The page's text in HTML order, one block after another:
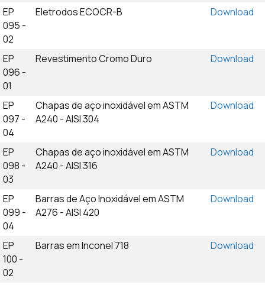
EP
095 -
02
Eletrodos ECOCR-B Download
EP
096 -
01
Revestimento Cromo Duro Download
EP
097 -
04
Chapas de aço inoxidável em ASTM
A240 - AISI 304
Download
EP
098 -
03
Chapas de aço inoxidável em ASTM
A240 - AISI 316
Download
EP
099 -
04
Barras de Aço Inoxidável em ASTM
A276 - AISI 420
Download
EP
100 -
02
Barras em Inconel 718 Download